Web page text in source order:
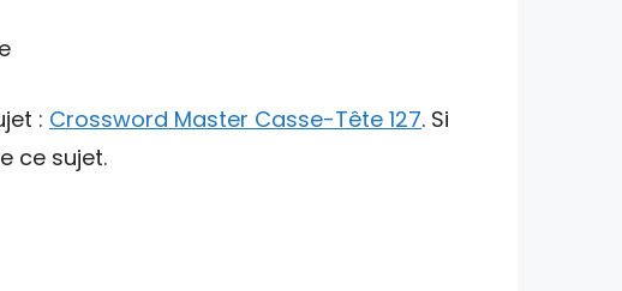
: Crossword Master Casse-Tête 127. Si
ce sujet.